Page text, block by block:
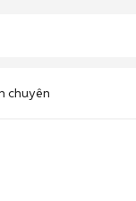
chuyên